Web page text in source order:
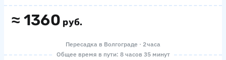
≈ 1360 руб.
Пересадка в Волгограде · 2 часа
Общее время в пути: 8 часов 35 минут